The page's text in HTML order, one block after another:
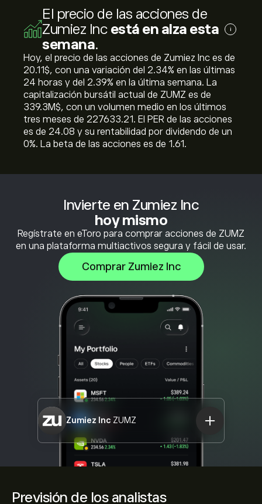
Previsión de los analistas
Invierte en Zumiez Inc
hoy mismo
Regístrate en eToro para comprar acciones de ZUMZ
en una plataforma multiactivos segura y fácil de usar.
Comprar Zumiez Inc
Zumiez Inc ZUMZ
El precio de las acciones de
Zumiez Inc está en alza esta
semana.
i
Hoy, el precio de las acciones de Zumiez Inc es de
20.11‎$‎, con una variación del ‎2.34‎% en las últimas
24 horas y del ‎2.39‎% en la última semana. La
capitalización bursátil actual de ZUMZ es de
339.3M‎$‎, con un volumen medio en los últimos
tres meses de 227633.21. El PER de las acciones
es de 24.08 y su rentabilidad por dividendo de un
0%. La beta de las acciones es de 1.61.